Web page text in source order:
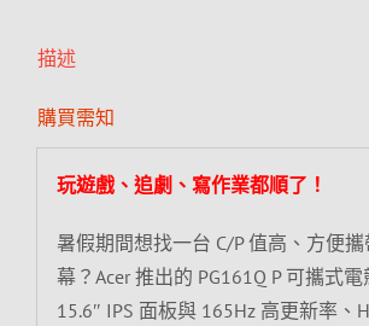
描述
購買需知
玩遊戲、追劇、寫作業都順了！
暑假期間想找一台 C/P 值高、方便
幕？Acer 推出的 PG161Q P 可攜式
15.6″ IPS 面板與 165Hz 高更新率、